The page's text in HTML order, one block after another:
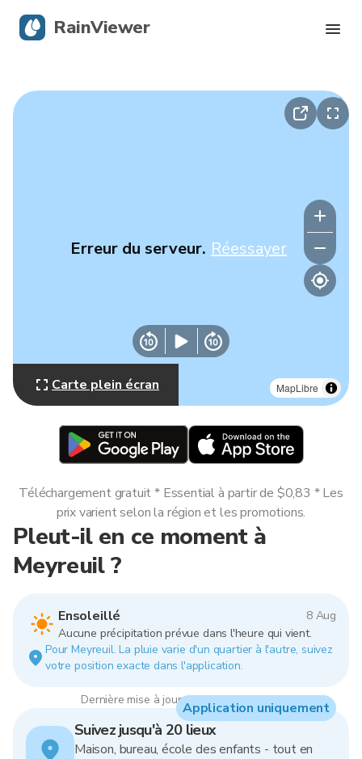
MapLibre
Erreur du serveur. Réessayer
Carte plein écran
Pleut-il en ce moment à
Meyreuil ?
Ensoleillé
8 Aug
Aucune précipitation prévue dans l'heure qui vient.
Pour Meyreuil. La pluie varie d'un quartier à l'autre, suivez
votre position exacte dans l'application.
Dernière mise à jour : 05:00, 8 Aug 2026
Téléchargement gratuit * Essential à partir de $0,83 * Les
prix varient selon la région et les promotions.
Suivez jusqu'à 20 lieux
Maison, bureau, école des enfants - tout en
Application uniquement
RainViewer